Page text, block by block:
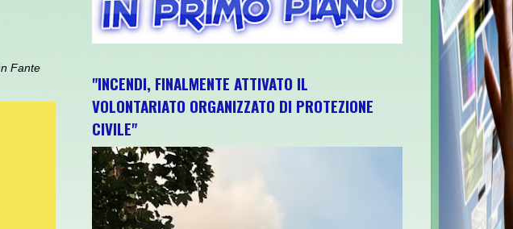
Fante
"INCENDI, FINALMENTE ATTIVATO IL
VOLONTARIATO ORGANIZZATO DI PROTEZIONE
CIVILE"